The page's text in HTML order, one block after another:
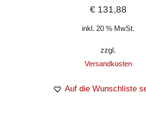
€131,88
inkl. 20 % MwSt.
zzgl.
Versandkosten
Auf die Wunschliste